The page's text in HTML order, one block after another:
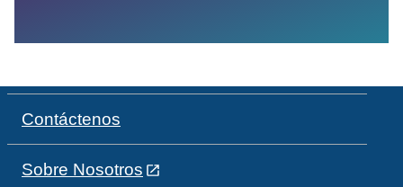
Contáctenos
Sobre Nosotros